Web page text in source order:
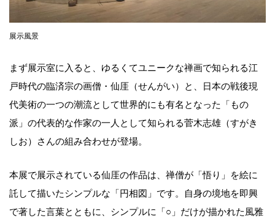
展示風景
まず展示室に入ると、ゆるくてユニークな禅画で知られる江
戸時代の臨済宗の画僧・仙厓（せんがい）と、日本の戦後現
代美術の一つの潮流として世界的にも有名となった「もの
派」の代表的な作家の一人として知られる菅木志雄（すがき
しお）さんの組み合わせが登場。
本展で展示されている仙厓の作品は、禅僧が「悟り」を絵に
託して描いたシンプルな「円相図」です。自身の境地を即興
で著した言葉とともに、シンプルに「○」だけが描かれた風雅